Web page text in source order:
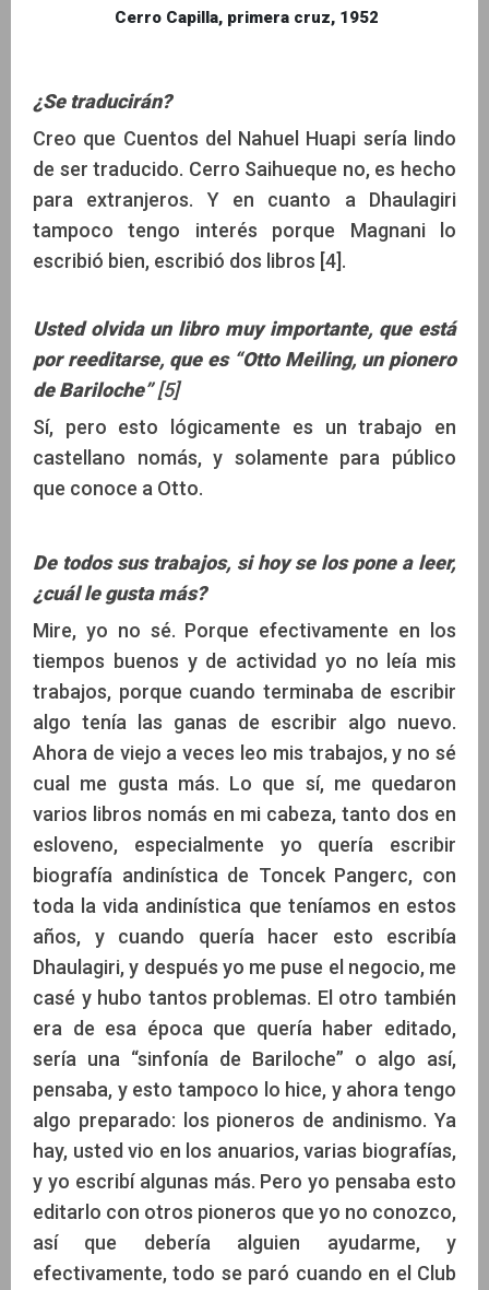
Cerro Capilla, primera cruz, 1952
¿Se traducirán?
Creo que Cuentos del Nahuel Huapi sería lindo
de ser traducido. Cerro Saihueque no, es hecho
para extranjeros. Y en cuanto a Dhaulagiri
tampoco tengo interés porque Magnani lo
escribió bien, escribió dos libros [4].
Usted olvida un libro muy importante, que está
por reeditarse, que es “Otto Meiling, un pionero
de Bariloche”[5]
Sí, pero esto lógicamente es un trabajo en
castellano nomás, y solamente para público
que conoce a Otto.
De todos sus trabajos, si hoy se los pone a leer,
¿cuál le gusta más?
Mire, yo no sé. Porque efectivamente en los
tiempos buenos y de actividad yo no leía mis
trabajos, porque cuando terminaba de escribir
algo tenía las ganas de escribir algo nuevo.
Ahora de viejo a veces leo mis trabajos, y no sé
cual me gusta más. Lo que sí, me quedaron
varios libros nomás en mi cabeza, tanto dos en
esloveno, especialmente yo quería escribir
biografía andinística de Toncek Pangerc, con
toda la vida andinística que teníamos en estos
años, y cuando quería hacer esto escribía
Dhaulagiri, y después yo me puse el negocio, me
casé y hubo tantos problemas. El otro también
era de esa época que quería haber editado,
sería una “sinfonía de Bariloche” o algo así,
pensaba, y esto tampoco lo hice, y ahora tengo
algo preparado: los pioneros de andinismo. Ya
hay, usted vio en los anuarios, varias biografías,
y yo escribí algunas más. Pero yo pensaba esto
editarlo con otros pioneros que yo no conozco,
así que debería alguien ayudarme, y
efectivamente, todo se paró cuando en el Club